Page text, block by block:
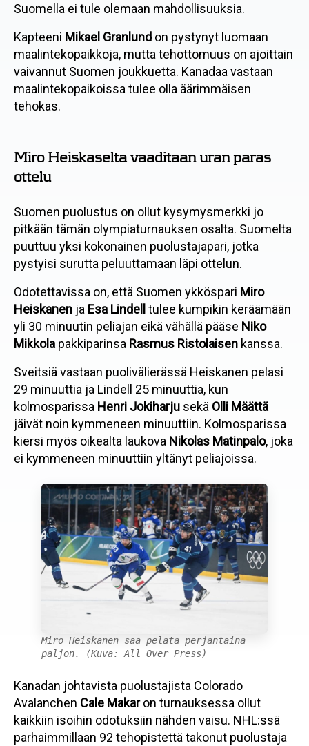
Suomella ei tule olemaan mahdollisuuksia.
Kapteeni Mikael Granlund on pystynyt luomaan
maalintekopaikkoja, mutta tehottomuus on ajoittain
vaivannut Suomen joukkuetta. Kanadaa vastaan
maalintekopaikoissa tulee olla äärimmäisen
tehokas.
Miro Heiskaselta vaaditaan uran paras
ottelu
Suomen puolustus on ollut kysymysmerkki jo
pitkään tämän olympiaturnauksen osalta. Suomelta
puuttuu yksi kokonainen puolustajapari, jotka
pystyisi surutta peluuttamaan läpi ottelun.
Odotettavissa on, että Suomen ykköspari Miro
Heiskanen ja Esa Lindelltulee kumpikin keräämään
yli 30 minuutin peliajan eikä vähällä pääse Niko
Mikkola pakkiparinsa Rasmus Ristolaisen kanssa.
Sveitsiä vastaan puolivälierässä Heiskanen pelasi
29 minuuttia ja Lindell 25 minuuttia, kun
kolmosparissa Henri Jokiharju sekä Olli Määttä
jäivät noin kymmeneen minuuttiin. Kolmosparissa
kiersi myös oikealta laukova Nikolas Matinpalo, joka
ei kymmeneen minuuttiin yltänyt peliajoissa.
Miro Heiskanen saa pelata perjantaina
paljon. (Kuva: All Over Press)
Kanadan johtavista puolustajista Colorado
Avalanchen Cale Makaron turnauksessa ollut
kaikkiin isoihin odotuksiin nähden vaisu. NHL:ssä
parhaimmillaan 92 tehopistettä takonut puolustaja